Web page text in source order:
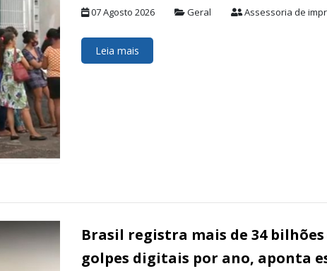
07 Agosto 2026 Geral Assessoria de
Leia mais
Brasil registra mais de 34
golpes digitais por ano, aponta